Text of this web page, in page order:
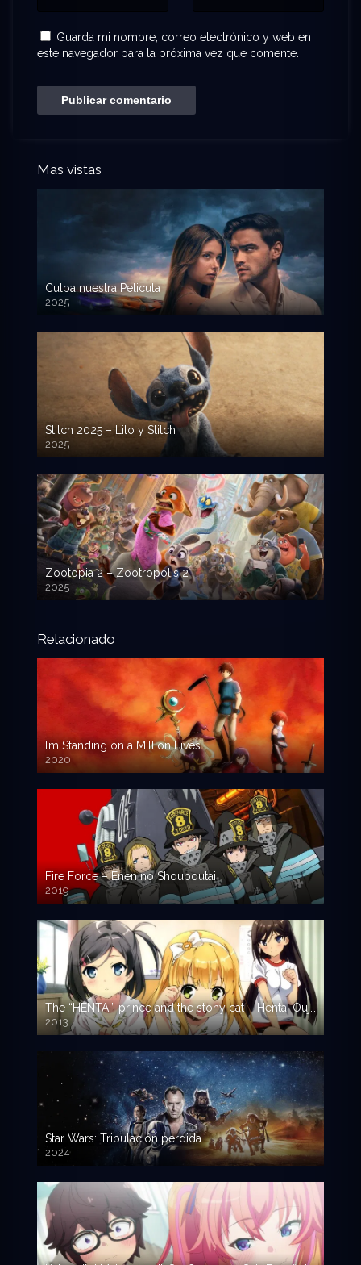
Guarda mi nombre, correo electrónico y web en
este navegador para la próxima vez que comente.
Mas vistas
Culpa nuestra Pelicula
2025
720p HD
Stitch 2025 – Lilo y Stitch
2025
720p HD
Zootopia 2 – Zootropolis 2
2025
720p HD
Relacionado
I’m Standing on a Million Lives
2020
Fire Force – Enen no Shouboutai
2019
The “HENTAI” prince and the stony cat – Hentai Ouji to Warawanai Neko – (Latino)
2013
Star Wars: Tripulación perdida
2024